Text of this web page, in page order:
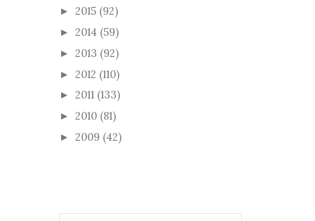
► 2015 (92)
► 2014 (59)
► 2013 (92)
► 2012 (110)
► 2011 (133)
► 2010 (81)
► 2009 (42)